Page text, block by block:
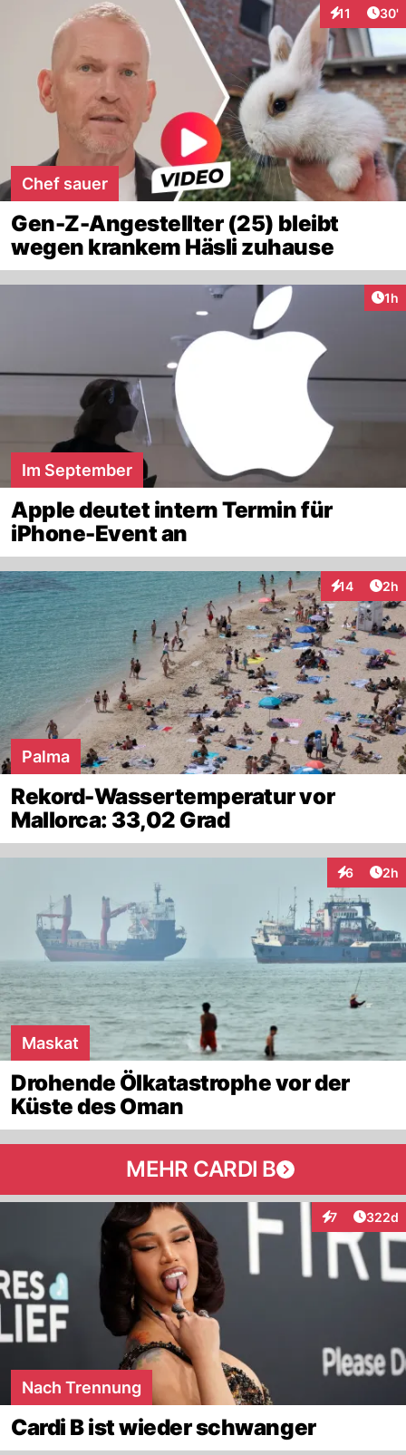
11
Interaktionen
30'
Chef sauer
Gen-Z-Angestellter (25) bleibt
wegen krankem Häsli zuhause
1h
Im September
Apple deutet intern Termin für
iPhone-Event an
14
Interaktionen
2h
Palma
Rekord-Wassertemperatur vor
Mallorca: 33,02 Grad
6 2h
Maskat
Drohende Ölkatastrophe vor der
Küste des Oman
MEHR CARDI B
7
Interaktionen
322d
Nach Trennung
Cardi B ist wieder schwanger